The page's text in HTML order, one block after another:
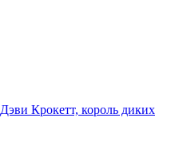
Дэви Крокетт, король диких